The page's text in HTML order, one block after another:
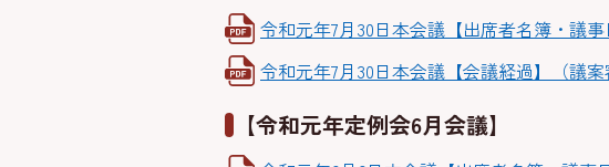
令和元年7月30日本会議【出席者名簿・議事
令和元年7月30日本会議【会議経過】（議
【令和元年定例会6月会議】